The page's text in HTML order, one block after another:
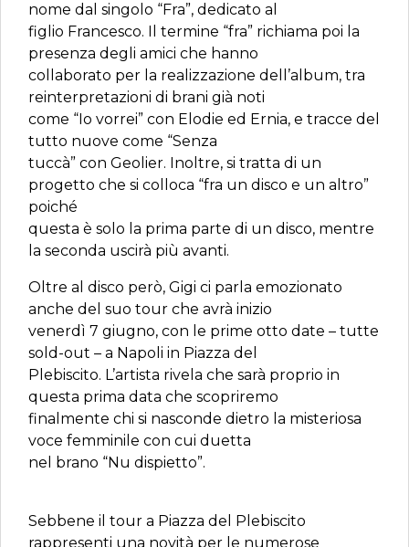
nome dal singolo “Fra”, dedicato al
figlio Francesco. Il termine “fra” richiama poi la
presenza degli amici che hanno
collaborato per la realizzazione dell’album, tra
reinterpretazioni di brani già noti
come “Io vorrei” con Elodie ed Ernia, e tracce del
tutto nuove come “Senza
tuccà” con Geolier. Inoltre, si tratta di un
progetto che si colloca “fra un disco e un altro”
poiché
questa è solo la prima parte di un disco, mentre
la seconda uscirà più avanti.
Oltre al disco però, Gigi ci parla emozionato
anche del suo tour che avrà inizio
venerdì 7 giugno, con le prime otto date – tutte
sold-out – a Napoli in Piazza del
Plebiscito. L’artista rivela che sarà proprio in
questa prima data che scopriremo
finalmente chi si nasconde dietro la misteriosa
voce femminile con cui duetta
nel brano “Nu dispietto”.
Sebbene il tour a Piazza del Plebiscito
rappresenti una novità per le numerose